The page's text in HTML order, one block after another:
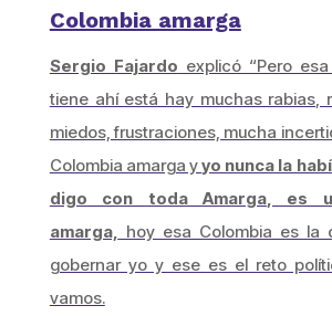
Colombia amarga
Sergio Fajardo explicó “Pero
tiene ahí está hay muchas rabias,
miedos, frustraciones, mucha
Colombia amarga yyo nunca la
digo con toda Amarga, es
amarga, hoy esa Colombia es la
gobernar yo y ese es el reto
vamos.